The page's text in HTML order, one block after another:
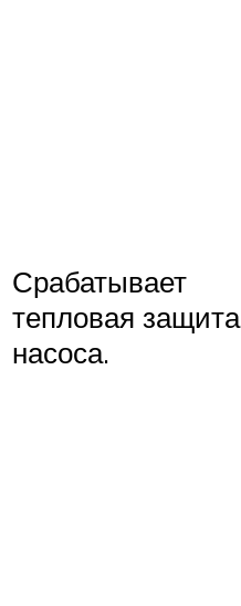
Срабатывает
тепловая защита
насоса.